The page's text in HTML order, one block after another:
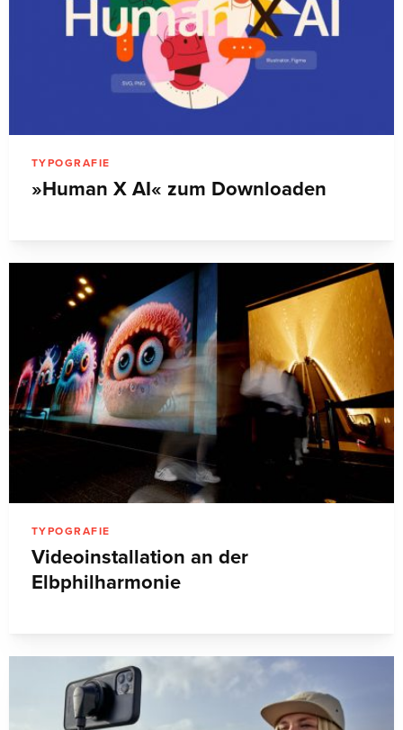
TYPOGRAFIE
»Human X AI« zum Downloaden
TYPOGRAFIE
Videoinstallation an der
Elbphilharmonie